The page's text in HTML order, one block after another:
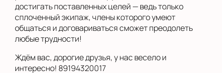
достигать поставленных целей — ведь только
сплоченный экипаж, члены которого умеют
общаться и договариваться сможет преодолеть
любые трудности!
Ждём вас, дорогие друзья, у нас весело и
интересно! 89194320017